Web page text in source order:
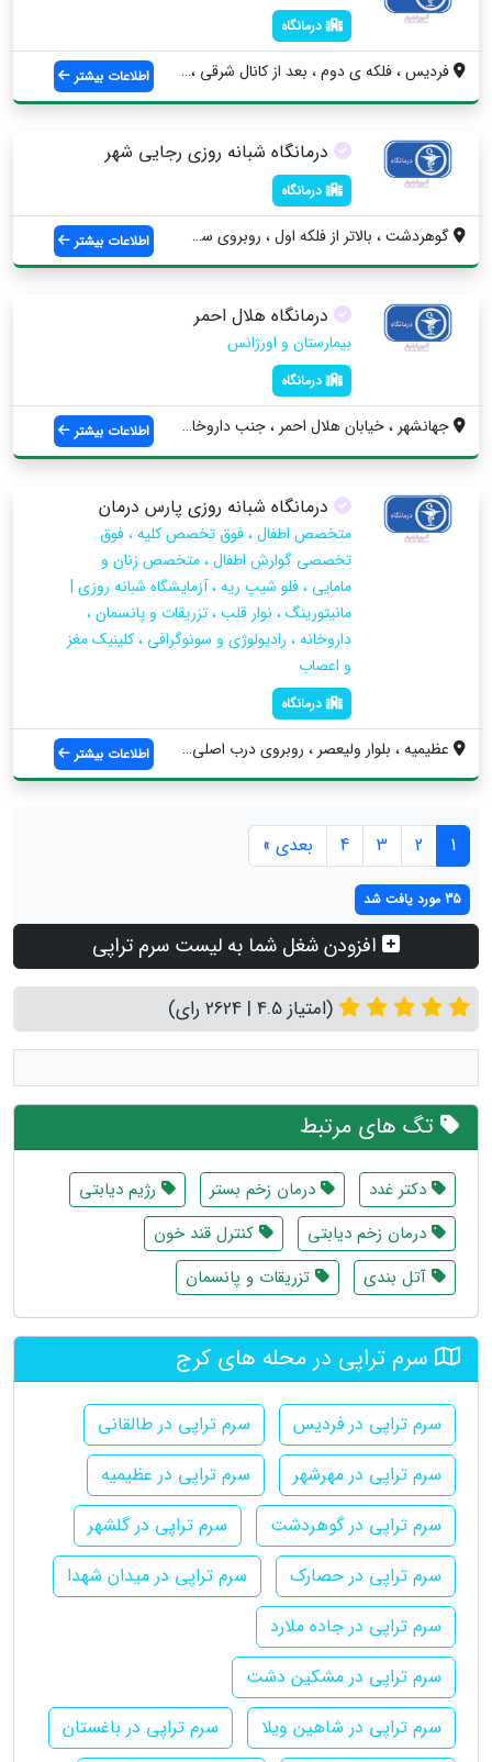
درمانگاه
فردیس ، فلکه ی دوم ، بعد از کانال شرقی ،... اطلاعات بیشتر
درمانگاه شبانه روزی رجایی شهر
درمانگاه
گوهردشت ، بالاتر از فلکه اول ، روبروی سی... اطلاعات بیشتر
درمانگاه هلال احمر
بیمارستان و اورژانس
درمانگاه
جهانشهر ، خیابان هلال احمر ، جنب داروخان... اطلاعات بیشتر
درمانگاه شبانه روزی پارس درمان
متخصص اطفال ، فوق تخصص کلیه ، فوق
تخصصی گوارش اطفال ، متخصص زنان و
مامایی ، فلو شیپ ریه ، آزمایشگاه شبانه روزی |
مانیتورینگ ، نوار قلب ، تزریقات و پانسمان ،
داروخانه ، رادیولوژی و سونوگرافی ، کلینیک مغز
و اعصاب
درمانگاه
عظیمیه ، بلوار ولیعصر ، روبروی درب اصلی ... اطلاعات بیشتر
1
2
3
4 بعدی »
35 مورد یافت شد
افزودن شغل شما به لیست سرم تراپی
(امتیاز 4.5 | 2624 رای)
تگ های مرتبط
دکتر غدد درمان زخم بستر
رژیم دیابتی
درمان زخم دیابتی
کنترل قند خون
آتل بندی
تزریقات و پانسمان
سرم تراپی در محله های کرج
سرم تراپی در فردیس
سرم تراپی در طالقانی
سرم تراپی در مهرشهر
سرم تراپی در عظیمیه
سرم تراپی در گوهردشت
سرم تراپی در گلشهر
سرم تراپی در حصارک
سرم تراپی در میدان شهدا
سرم تراپی در جاده ملارد
سرم تراپی در مشکین دشت
سرم تراپی در شاهین ویلا
سرم تراپی در باغستان